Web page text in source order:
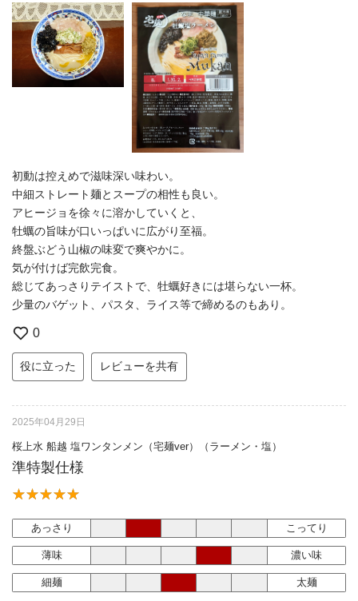
初動は控えめで滋味深い味わい。
中細ストレート麺とスープの相性も良い。
アヒージョを徐々に溶かしていくと、
牡蠣の旨味が口いっぱいに広がり至福。
終盤ぶどう山椒の味変で爽やかに。
気が付けば完飲完食。
総じてあっさりテイストで、牡蠣好きには堪らない一杯。
少量のバゲット、パスタ、ライス等で締めるのもあり。
0
役に立った レビューを共有
2025年04月29日
桜上水 船越 塩ワンタンメン（宅麺ver）（ラーメン・塩）
準特製仕様
あっさり こってり
薄味 濃い味
細麺 太麺